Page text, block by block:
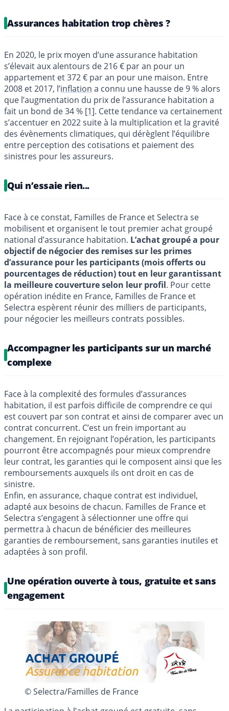
Assurances habitation trop chères ?
En 2020, le prix moyen d’une assurance habitation
s’élevait aux alentours de 216 € par an pour un
appartement et 372 € par an pour une maison. Entre
2008 et 2017, l’inflation a connu une hausse de 9 % alors
que l’augmentation du prix de l’assurance habitation a
fait un bond de 34 % [1]. Cette tendance va certainement
s’accentuer en 2022 suite à la multiplication et la gravité
des évènements climatiques, qui dérèglent l’équilibre
entre perception des cotisations et paiement des
sinistres pour les assureurs.
Qui n’essaie rien...
Face à ce constat, Familles de France et Selectra se
mobilisent et organisent le tout premier achat groupé
national d’assurance habitation. L’achat groupé a pour
objectif de négocier des remises sur les primes
d’assurance pour les participants (mois offerts ou
pourcentages de réduction) tout en leur garantissant
la meilleure couverture selon leur profil. Pour cette
opération inédite en France, Familles de France et
Selectra espèrent réunir des milliers de participants,
pour négocier les meilleurs contrats possibles.
Accompagner les participants sur un marché
complexe
Face à la complexité des formules d’assurances
habitation, il est parfois difficile de comprendre ce qui
est couvert par son contrat et ainsi de comparer avec un
contrat concurrent. C’est un frein important au
changement. En rejoignant l’opération, les participants
pourront être accompagnés pour mieux comprendre
leur contrat, les garanties qui le composent ainsi que les
remboursements auxquels ils ont droit en cas de
sinistre.
Enfin, en assurance, chaque contrat est individuel,
adapté aux besoins de chacun. Familles de France et
Selectra s’engagent à sélectionner une offre qui
permettra à chacun de bénéficier des meilleures
garanties de remboursement, sans garanties inutiles et
adaptées à son profil.
Une opération ouverte à tous, gratuite et sans
engagement
© Selectra/Familles de France